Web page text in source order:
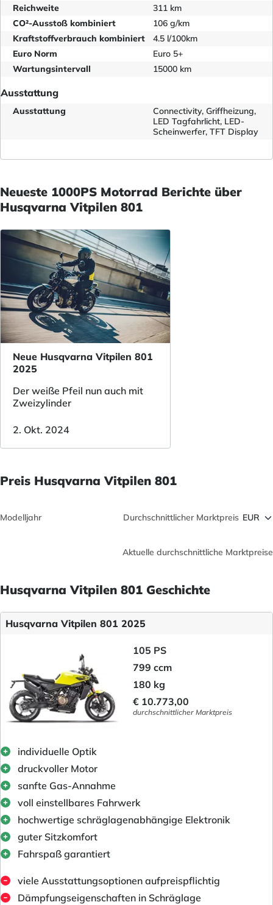
Reichweite
311 km
CO²-Ausstoß kombiniert
106 g/km
Kraftstoffverbrauch kombiniert
4.5 l/100km
Euro Norm
Euro 5+
Wartungsintervall
15000 km
Ausstattung
Ausstattung
Connectivity, Griffheizung,
LED Tagfahrlicht, LED-
Scheinwerfer, TFT Display
Neueste 1000PS Motorrad Berichte über
Husqvarna Vitpilen 801
Neue Husqvarna Vitpilen 801
2025
Der weiße Pfeil nun auch mit
Zweizylinder
2. Okt. 2024
Preis Husqvarna Vitpilen 801
Modelljahr Durchschnittlicher Marktpreis
Aktuelle durchschnittliche Marktpreise
Husqvarna Vitpilen 801 Geschichte
Husqvarna Vitpilen 801 2025
105 PS
799 ccm
180 kg
€ 10.773,00
durchschnittlicher Marktpreis
individuelle Optik
druckvoller Motor
sanfte Gas-Annahme
voll einstellbares Fahrwerk
hochwertige schräglagenabhängige Elektronik
guter Sitzkomfort
Fahrspaß garantiert
viele Ausstattungsoptionen aufpreispflichtig
Dämpfungseigenschaften in Schräglage